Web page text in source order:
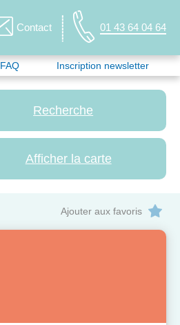
Contact 01 43 64 04 64
FAQ Inscription newsletter
Afficher la carte
Ajouter aux favoris